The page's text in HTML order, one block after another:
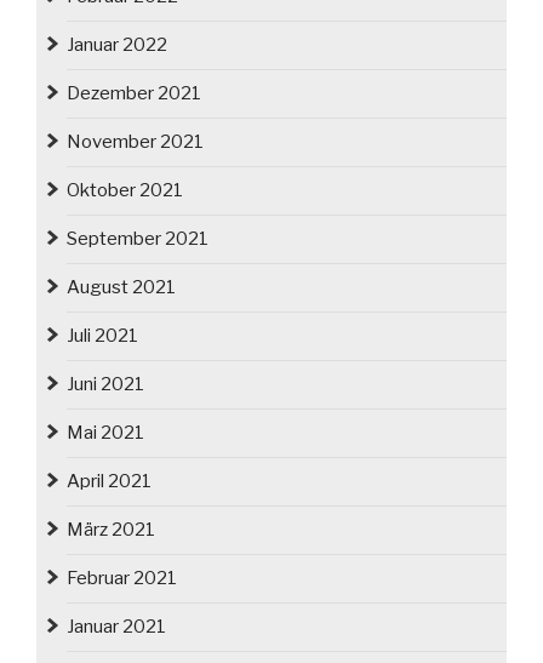
Januar 2022
Dezember 2021
November 2021
Oktober 2021
September 2021
August 2021
Juli 2021
Juni 2021
Mai 2021
April 2021
März 2021
Februar 2021
Januar 2021